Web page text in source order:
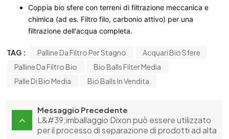
Coppia bio sfere con terreni di filtrazione meccanica e
chimica (ad es. Filtro filo, carbonio attivo) per una
filtrazione dell'acqua completa.
TAG : Palline Da Filtro Per Stagno
Acquari Bio Sfere
Palline Da Filtro Bio
Bio Balls Filter Media
Palle Di Bio Media
Bio Balls In Vendita
Messaggio Precedente
L&#39;imballaggio Dixon può essere utilizzato
per il processo di separazione di prodotti ad alta